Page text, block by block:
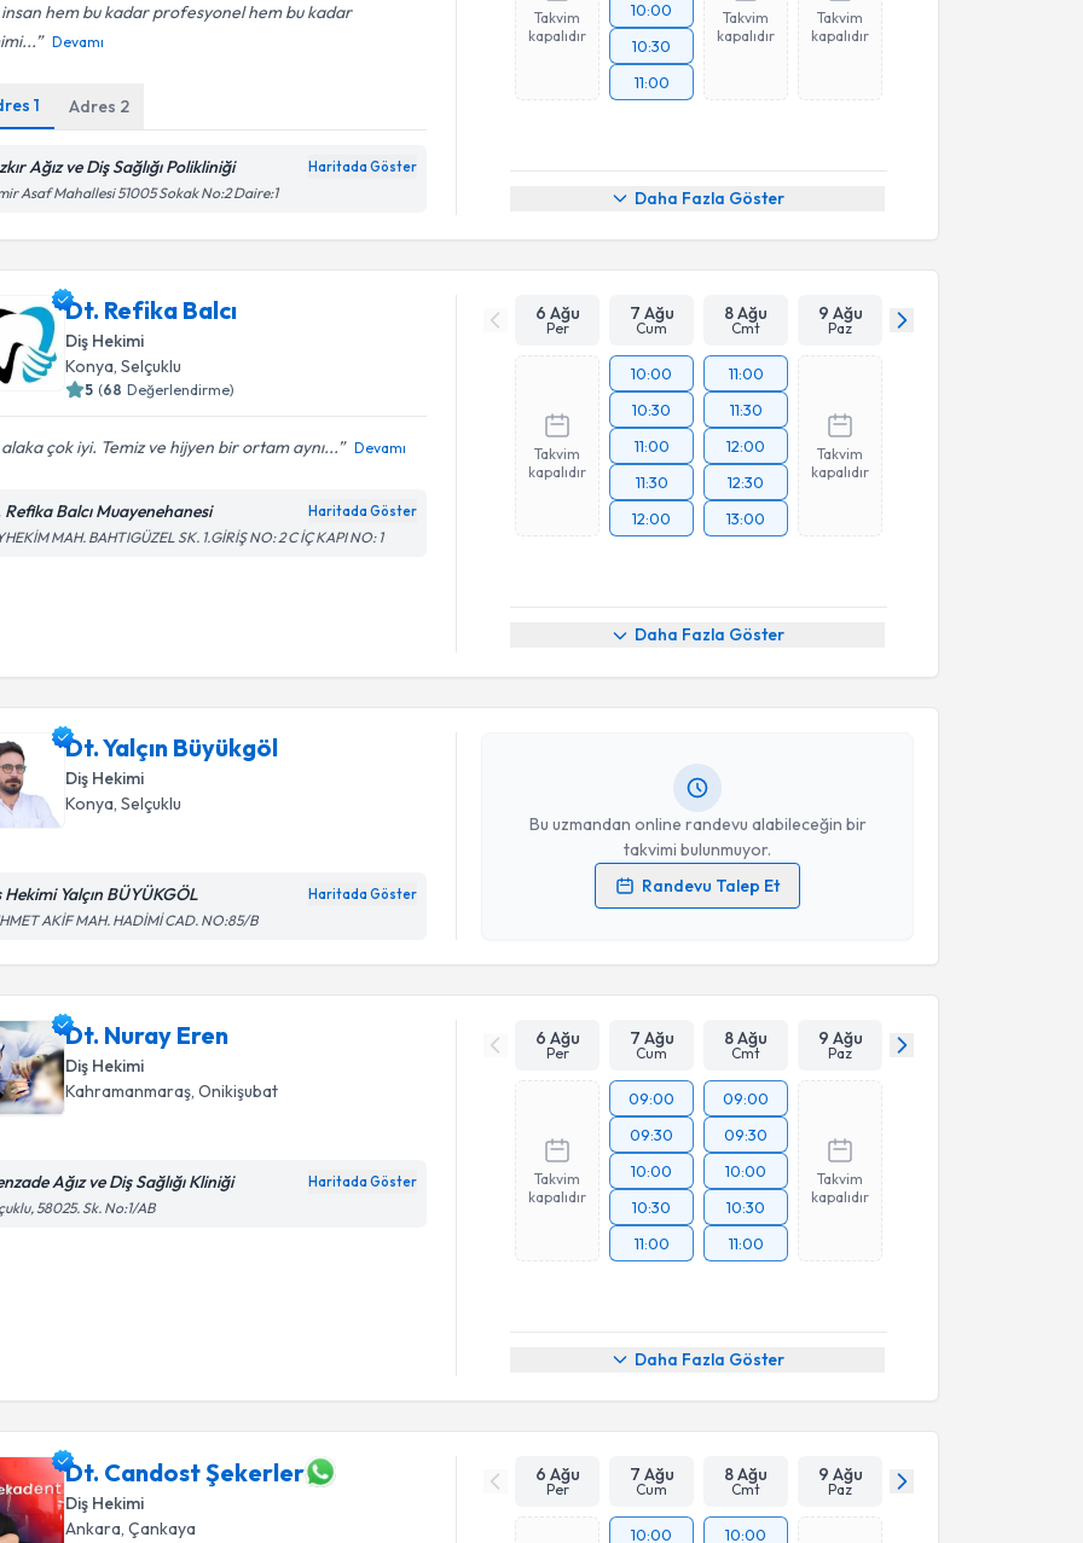
hem bu kadar profesyonel hem bu kadar
Devamı
1 Adres 2
Ağız ve Diş Sağlığı Polikliniği Haritada Göster
Asaf Mahallesi 51005 Sokak No:2 Daire:1
Takvim
kapalıdır
10:00
10:30
11:00
Takvim
kapalıdır
Takvim
kapalıdır
Daha Fazla Göster
Dt. Refika Balcı
Diş Hekimi
Konya, Selçuklu
5 (68 Değerlendirme)
çok iyi. Temiz ve hijyen bir ortam aynı... Devamı
Refika Balcı Muayenehanesi Haritada Göster
MAH. BAHTIGÜZEL SK. 1.GİRİŞ NO: 2 C İÇ KAPI NO: 1
6 Ağu
Per
7 Ağu
Cum
8 Ağu
Cmt
9 Ağu
Paz
Takvim
kapalıdır
10:00
10:30
11:00
11:30
12:00
11:00
11:30
12:00
12:30
13:00
Takvim
kapalıdır
Daha Fazla Göster
Dt. Yalçın Büyükgöl
Diş Hekimi
Konya , Selçuklu
Hekimi Yalçın BÜYÜKGÖL Haritada Göster
AKİF MAH. HADİMİ CAD. NO:85/B
Bu uzmandan online randevu alabileceğin bir
takvimi bulunmuyor.
Randevu Talep Et
Randevu Takvimi Talebi
Kişisel verilerimin işlenmesine ilişkinAydınlatma Metni
Takvim Talebini Gönder
Dt. Nuray Eren
Diş Hekimi
Kahramanmaraş , Onikişubat
Ağız ve Diş Sağlığı Kliniği Haritada Göster
58025. Sk. No:1/AB
6 Ağu
Per
7 Ağu
Cum
8 Ağu
Cmt
9 Ağu
Paz
Takvim
kapalıdır
09:00
09:30
10:00
10:30
11:00
09:00
09:30
10:00
10:30
11:00
Takvim
kapalıdır
Daha Fazla Göster
Dt. Candost Şekerler
Diş Hekimi
Ankara, Çankaya
6 Ağu
Per
7 Ağu
Cum
8 Ağu
Cmt
9 Ağu
Paz
10:00 10:00